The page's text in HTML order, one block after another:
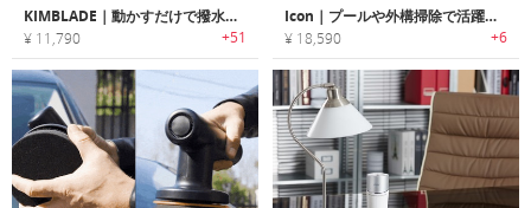
KIMBLADE｜動かすだけで撥水剤を塗布できるシリコン製ハイパフォーマンスワイパー「キムブレード」
¥ 11,790 +51
Icon｜プールや外構掃除で活躍するハイドロジェットクリーナー「アイコン」
¥ 18,590 +6